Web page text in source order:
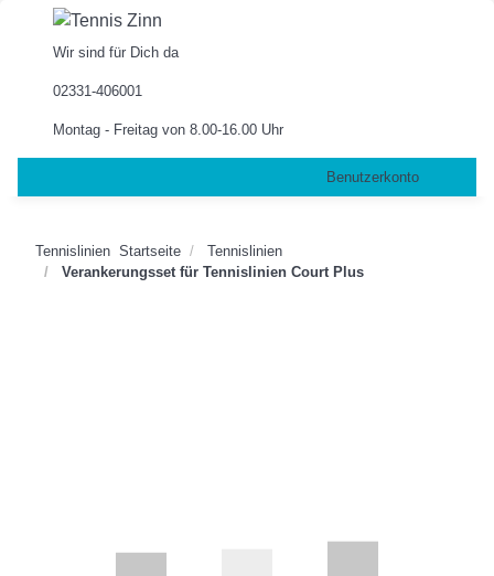
Wir sind für Dich da
02331-406001
Montag - Freitag von 8.00-16.00 Uhr
Benutzerkonto
Tennislinien Startseite
Tennislinien
Verankerungsset für Tennislinien Court Plus